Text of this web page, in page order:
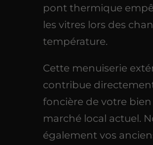
pont thermique
les vitres lors des
température.
Cette menuiserie
contribue
foncière de votre
marché local actuel.
également vos